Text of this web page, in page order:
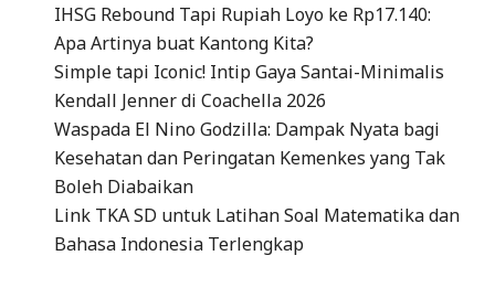
IHSG Rebound Tapi Rupiah Loyo ke Rp17.140:
Apa Artinya buat Kantong Kita?
Simple tapi Iconic! Intip Gaya Santai-Minimalis
Kendall Jenner di Coachella 2026
Waspada El Nino Godzilla: Dampak Nyata bagi
Kesehatan dan Peringatan Kemenkes yang Tak
Boleh Diabaikan
Link TKA SD untuk Latihan Soal Matematika dan
Bahasa Indonesia Terlengkap